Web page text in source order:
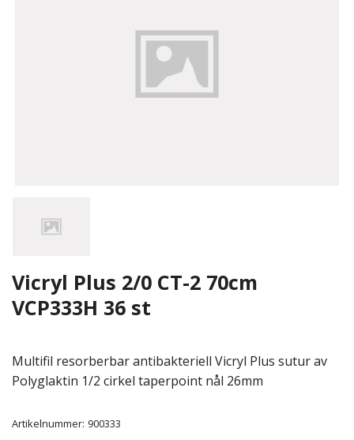
Vicryl Plus 2/0 CT-2 70cm
VCP333H 36 st
Multifil resorberbar antibakteriell Vicryl Plus sutur av
Polyglaktin 1/2 cirkel taperpoint nål 26mm
Artikelnummer: 900333